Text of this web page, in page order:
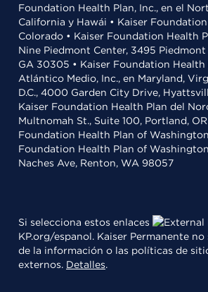
Foundation Health Plan, Inc., en el
California y Hawái • Kaiser
Colorado • Kaiser Foundation Health
Nine Piedmont Center, 3495
GA 30305 • Kaiser Foundation Health
Atlántico Medio, Inc., en Maryland,
D.C., 4000 Garden City Drive,
Kaiser Foundation Health Plan del
Multnomah St., Suite 100, Portland,
Foundation Health Plan of
Foundation Health Plan of
Naches Ave, Renton, WA 98057
Si selecciona estos enlaces
KP.org/espanol. Kaiser Permanente
de la información o las políticas de
externos. Detalles.